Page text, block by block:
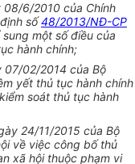
08/6/2010 của Chính
số48/2013/NĐ-CP
một số điều của
hành chính;
07/02/2014 của Bộ
yết thủ tục hành chính
soát thủ tục hành
24/11/2015 của Bộ
về việc công bố thủ
xã hội thuộc phạm vi